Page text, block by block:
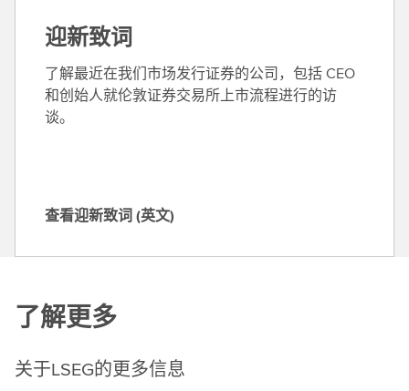
英
文
)
迎新致词
了解最近在我们市场发行证券的公司，包括 CEO
和创始人就伦敦证券交易所上市流程进行的访
谈。
查
致
词
(
英
查看迎新致词 (英文)
了解更多
关于LSEG的更多信息